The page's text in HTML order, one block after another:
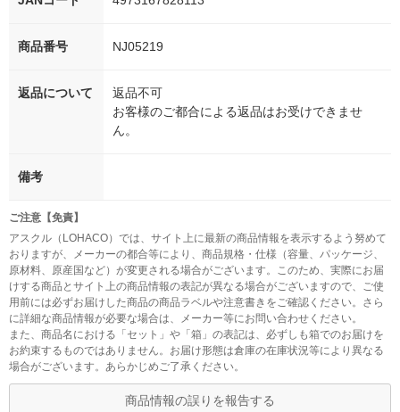
商品番号 NJ05219
返品について
返品不可
お客様のご都合による返品はお受けできませ
ん。
備考
ご注意【免責】
アスクル（LOHACO）では、サイト上に最新の商品情報を表示するよう努めて
おりますが、メーカーの都合等により、商品規格・仕様（容量、パッケージ、
原材料、原産国など）が変更される場合がございます。このため、実際にお届
けする商品とサイト上の商品情報の表記が異なる場合がございますので、ご使
用前には必ずお届けした商品の商品ラベルや注意書きをご確認ください。さら
に詳細な商品情報が必要な場合は、メーカー等にお問い合わせください。
また、商品名における「セット」や「箱」の表記は、必ずしも箱でのお届けを
お約束するものではありません。お届け形態は倉庫の在庫状況等により異なる
場合がございます。あらかじめご了承ください。
商品情報の誤りを報告する